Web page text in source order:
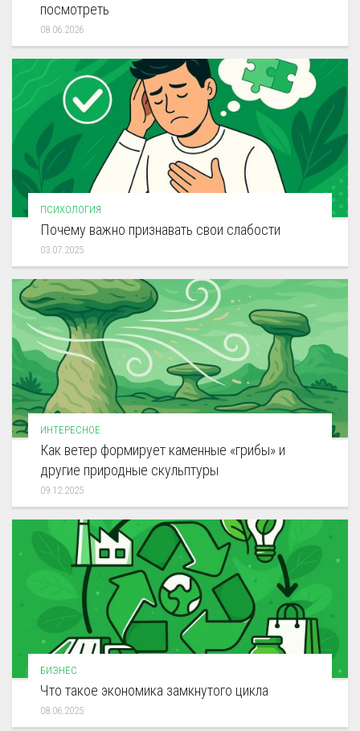
посмотреть
08.06.2026
ПСИХОЛОГИЯ
Почему важно признавать свои слабости
03.07.2025
ИНТЕРЕСНОЕ
Как ветер формирует каменные «грибы» и
другие природные скульптуры
09.12.2025
БИЗНЕС
Что такое экономика замкнутого цикла
08.06.2025